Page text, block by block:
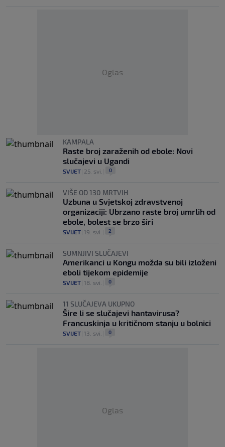
Oglas
KAMPALA
Raste broj zaraženih od ebole: Novi
slučajevi u Ugandi
SVIJET 25. svi. 0
VIŠE OD 130 MRTVIH
Uzbuna u Svjetskoj zdravstvenoj
organizaciji: Ubrzano raste broj umrlih od
ebole, bolest se brzo širi
SVIJET 19. svi. 2
SUMNJIVI SLUČAJEVI
Amerikanci u Kongu možda su bili izloženi
eboli tijekom epidemije
SVIJET 18. svi. 0
11 SLUČAJEVA UKUPNO
Šire li se slučajevi hantavirusa?
Francuskinja u kritičnom stanju u bolnici
SVIJET 13. svi. 0
Oglas